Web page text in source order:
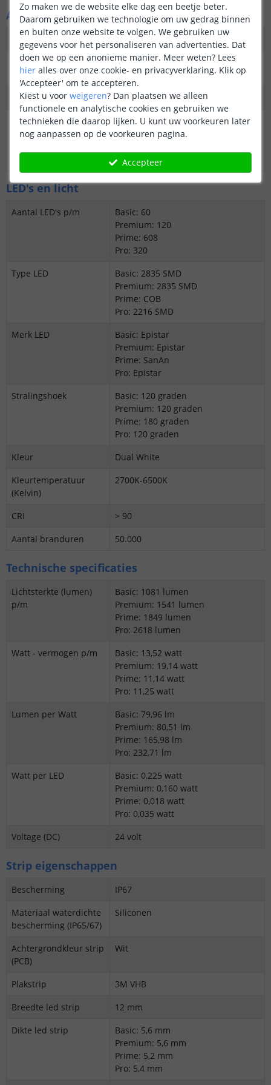
Algemene kenmerken
3M plakstrip over de
gehele lengte
Ja
Garantie
5 jaar
Op maat te knippen
Basic: 20 cm
Premium: 5 cm
Pro: 5 cm
LED's en licht
Aantal LED's p/m
Basic: 60
Premium: 120
Prime: 608
Pro: 320
Type LED
Basic: 2835 SMD
Premium: 2835 SMD
Prime: COB
Pro: 2216 SMD
Merk LED
Basic: Epistar
Premium: Epistar
Prime: SanAn
Pro: Epistar
Stralingshoek
Basic: 120 graden
Premium: 120 graden
Prime: 180 graden
Pro: 120 graden
Kleur
Dual White
Kleurtemperatuur
(Kelvin)
2700K-6500K
CRI
> 90
Aantal branduren
50.000
Technische specificaties
Lichtsterkte (lumen)
p/m
Basic: 1081 lumen
Premium: 1541 lumen
Prime: 1849 lumen
Pro: 2618 lumen
Watt - vermogen p/m
Basic: 13,52 watt
Premium: 19,14 watt
Prime: 11,14 watt
Pro: 11,25 watt
Lumen per Watt
Basic: 79,96 lm
Premium: 80,51 lm
Prime: 165,98 lm
Pro: 232,71 lm
Watt per LED
Basic: 0,225 watt
Premium: 0,160 watt
Prime: 0,018 watt
Pro: 0,035 watt
Voltage (DC)
24 volt
Strip eigenschappen
Bescherming
IP67
Materiaal waterdichte
bescherming (IP65/67)
Siliconen
Achtergrondkleur strip
(PCB)
Wit
Plakstrip
3M VHB
Breedte led strip
12 mm
Dikte led strip
Basic: 5,6 mm
Premium: 5,6 mm
Prime: 5,2 mm
Pro: 5,4 mm
Zo maken we de website elke dag een beetje beter.
Daarom gebruiken we technologie om uw gedrag binnen
en buiten onze website te volgen. We gebruiken uw
gegevens voor het personaliseren van advertenties. Dat
doen we op een anonieme manier. Meer weten? Lees
hier alles over onze cookie- en privacyverklaring. Klik op
'Accepteer' om te accepteren.
Kiest u voor weigeren? Dan plaatsen we alleen
functionele en analytische cookies en gebruiken we
technieken die daarop lijken. U kunt uw voorkeuren later
nog aanpassen op de voorkeuren pagina.
Accepteer